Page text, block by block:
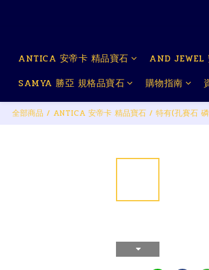
ANTICA 安帝卡 精品寶石
AND JEWEL
SAMYA 勝亞 規格品寶石
購物指南
全部商品 / ANTICA 安帝卡 精品寶石 / 特有(孔賽石